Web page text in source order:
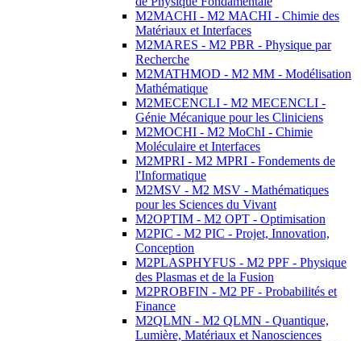
M2MACHI - M2 MACHI - Chimie des
Matériaux et Interfaces
M2MARES - M2 PBR - Physique par
Recherche
M2MATHMOD - M2 MM - Modélisation
Mathématique
M2MECENCLI - M2 MECENCLI -
Génie Mécanique pour les Cliniciens
M2MOCHI - M2 MoChI - Chimie
Moléculaire et Interfaces
M2MPRI - M2 MPRI - Fondements de
l'Informatique
M2MSV - M2 MSV - Mathématiques
pour les Sciences du Vivant
M2OPTIM - M2 OPT - Optimisation
M2PIC - M2 PIC - Projet, Innovation,
Conception
M2PLASPHYFUS - M2 PPF - Physique
des Plasmas et de la Fusion
M2PROBFIN - M2 PF - Probabilités et
Finance
M2QLMN - M2 QLMN - Quantique,
Lumière, Matériaux et Nanosciences